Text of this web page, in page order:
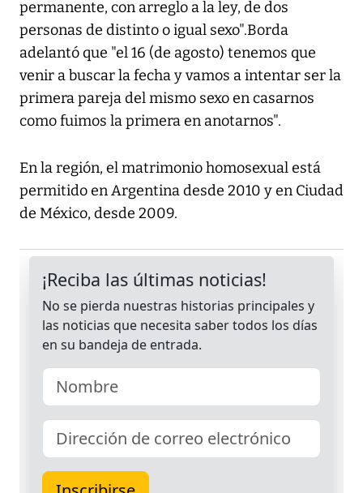
permanente, con arreglo a la ley, de dos
personas de distinto o igual sexo".Borda
adelantó que "el 16 (de agosto) tenemos que
venir a buscar la fecha y vamos a intentar ser la
primera pareja del mismo sexo en casarnos
como fuimos la primera en anotarnos".
En la región, el matrimonio homosexual está
permitido en Argentina desde 2010 y en Ciudad
de México, desde 2009.